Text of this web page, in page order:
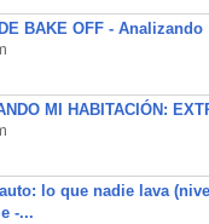
BAKE OFF - Analizando
MI HABITACIÓN:
lo que nadie lava
-...